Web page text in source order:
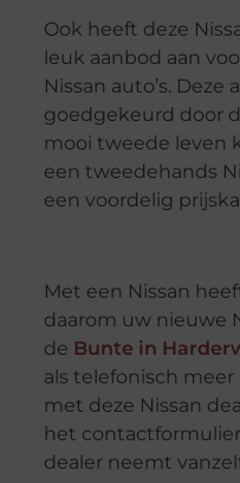
Ook heeft deze
leuk aanbod aan
Nissan auto’s. Deze
goedgekeurd door
mooi tweede leven
een tweedehands
een voordelig
Met een Nissan
daarom uw nieuwe
de Bunte in
als telefonisch
met deze Nissan
het
dealer neemt